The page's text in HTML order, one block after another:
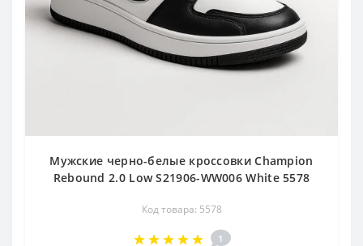
Мужские черно-белые кроссовки Champion
Rebound 2.0 Low S21906-WW006 White 5578
Код товара: 5578
1